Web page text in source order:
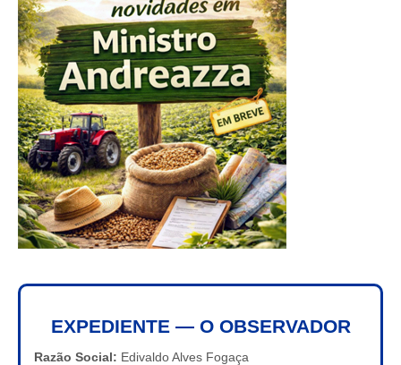
EXPEDIENTE — O OBSERVADOR
Razão Social: Edivaldo Alves Fogaça